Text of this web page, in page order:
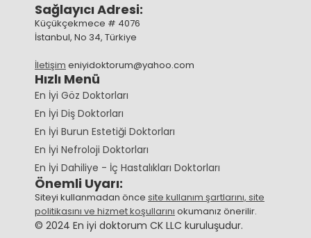
Sağlayıcı Adresi:
Küçükçekmece # 4076
İstanbul, No 34, Türkiye
İletişim eniyidoktorum@yahoo.com
Hızlı Menü
En İyi Göz Doktorları
En İyi Diş Doktorları
En İyi Burun Estetiği Doktorları
En İyi Nefroloji Doktorları
En İyi Dahiliye - İç Hastalıkları Doktorları
Önemli Uyarı:
Siteyi kullanmadan önce site kullanım şartlarını, site
politikasını ve hizmet koşullarını okumanız önerilir.
© 2024 En iyi doktorum CK LLC kuruluşudur.